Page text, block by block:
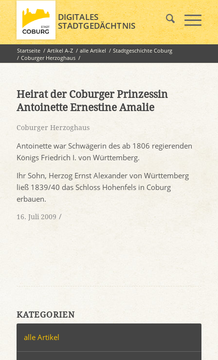
DIGITALES
STADTGEDÄCHTNIS
Startseite / Artikel A-Z / alle Artikel / Stadtgeschichte Coburg
/ Coburger Herzoghaus /
Heirat der Coburger Prinzessin Antoinette Ernestine Amalie
Heirat der Coburger Prinzessin
Antoinette Ernestine Amalie
Coburger Herzoghaus
Antoinette war Schwägerin des ab 1806 regierenden
Königs Friedrich I. von Württemberg.
Ihr Sohn, Herzog Ernst Alexander von Württemberg
ließ 1839/40 das Schloss Hohenfels in Coburg
erbauen.
16. Juli 2009 /
KATEGORIEN
alle Artikel